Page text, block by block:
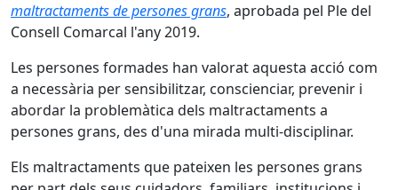
maltractaments de persones grans, aprobada pel Ple del
Consell Comarcal l'any 2019.
Les persones formades han valorat aquesta acció com
a necessària per sensibilitzar, conscienciar, prevenir i
abordar la problemàtica dels maltractaments a
persones grans, des d'una mirada multi-disciplinar.
Els maltractaments que pateixen les persones grans